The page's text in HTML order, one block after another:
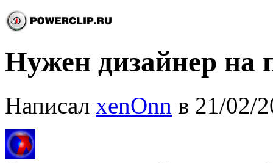
Нужен дизайнер на
Написал xenOnn в 21/02/